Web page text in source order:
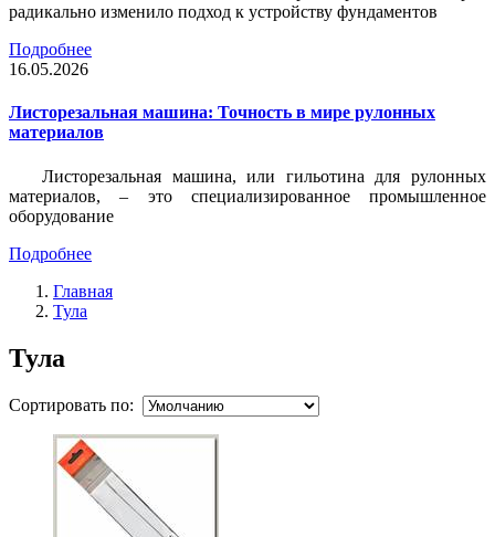
радикально изменило подход к устройству фундаментов
Подробнее
16.05.2026
Листорезальная машина: Точность в мире рулонных
материалов
Листорезальная машина, или гильотина для рулонных
материалов, – это специализированное промышленное
оборудование
Подробнее
Главная
Тула
Тула
Сортировать по: